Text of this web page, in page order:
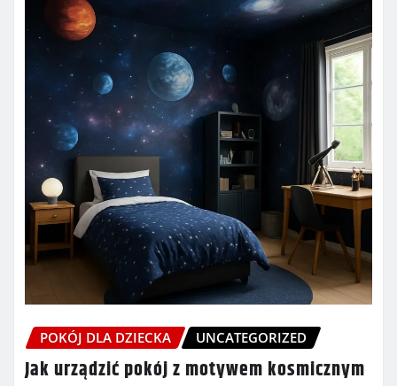
POKÓJ DLA DZIECKA UNCATEGORIZED
Jak urządzić pokój z motywem kosmicznym